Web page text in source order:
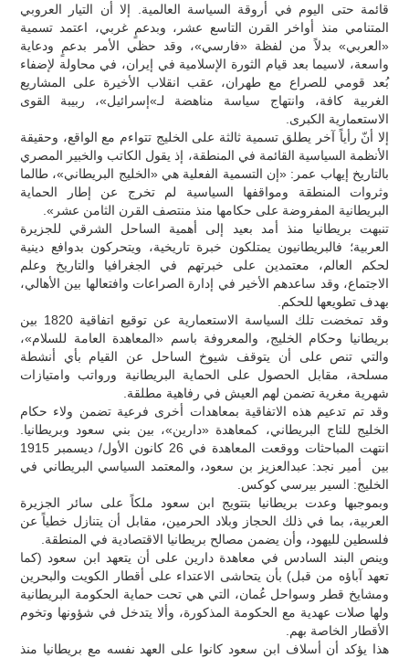
قائمة حتى اليوم في أروقة السياسة العالمية. إلا أن التيار العروبي
المتنامي منذ أواخر القرن التاسع عشر، وبدعمٍ غربي، اعتمد تسمية
«العربي» بدلاً من لفظة «فارسي»، وقد حظي الأمر بدعمٍ ودعاية
واسعة، لاسيما بعد قيام الثورة الإسلامية في إيران، في محاولة لإضفاء
بُعد قومي للصراع مع طهران، عقب انقلاب الأخيرة على المشاريع
الغربية كافة، وانتهاج سياسة مناهضة لـ»إسرائيل»، ربيبة القوى
الاستعمارية الكبرى.
إلا أنّ رأياً آخر يطلق تسمية ثالثة على الخليج تتواءم مع الواقع، وحقيقة
الأنظمة السياسية القائمة في المنطقة، إذ يقول الكاتب والخبير المصري
بالتاريخ إيهاب عمر: «إن التسمية الفعلية هي «الخليج البريطاني»، طالما
وثروات المنطقة ومواقفها السياسية لم تخرج عن إطار الحماية
البريطانية المفروضة على حكامها منذ منتصف القرن الثامن عشر».
تنبهت بريطانيا منذ أمد بعيد إلى أهمية الساحل الشرقي للجزيرة
العربية؛ فالبريطانيون يمتلكون خبرة تاريخية، ويتحركون بدوافع دينية
لحكم العالم، معتمدين على خبرتهم في الجغرافيا والتاريخ وعلم
الاجتماع، وقد ساعدهم الأخير في إدارة الصراعات وافتعالها بين الأهالي،
بهدف تطويعها للحكم.
وقد تمخضت تلك السياسة الاستعمارية عن توقيع اتفاقية 1820 بين
بريطانيا وحكام الخليج، والمعروفة باسم «المعاهدة العامة للسلام»،
والتي تنص على أن يتوقف شيوخ الساحل عن القيام بأي أنشطة
مسلحة، مقابل الحصول على الحماية البريطانية ورواتب وامتيازات
شهرية مغرية تضمن لهم العيش في رفاهية مطلقة.
وقد تم تدعيم هذه الاتفاقية بمعاهدات أخرى فرعية تضمن ولاء حكام
الخليج للتاج البريطاني، كمعاهدة «دارين»، بين بني سعود وبريطانيا.
انتهت المباحثات ووقعت المعاهدة في 26 كانون الأول/ ديسمبر 1915
بين أمير نجد: عبدالعزيز بن سعود، والمعتمد السياسي البريطاني في
الخليج: السير بيرسي كوكس.
وبموجبها وعدت بريطانيا بتتويج ابن سعود ملكاً على سائر الجزيرة
العربية، بما في ذلك الحجاز وبلاد الحرمين، مقابل أن يتنازل خطياً عن
فلسطين لليهود، وأن يضمن مصالح بريطانيا الاقتصادية في المنطقة.
وينص البند السادس في معاهدة دارين على أن يتعهد ابن سعود (كما
تعهد آباؤه من قبل) بأن يتحاشى الاعتداء على أقطار الكويت والبحرين
ومشايخ قطر وسواحل عُمان، التي هي تحت حماية الحكومة البريطانية
ولها صلات عهدية مع الحكومة المذكورة، وألا يتدخل في شؤونها وتخوم
الأقطار الخاصة بهم.
هذا يؤكد أن أسلاف ابن سعود كانوا على العهد نفسه مع بريطانيا منذ